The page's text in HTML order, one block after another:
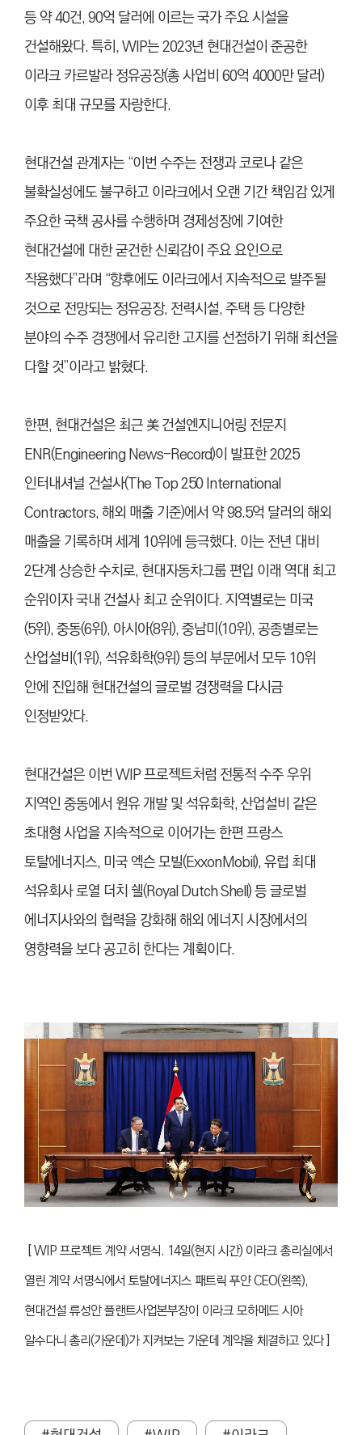
등 약 40건, 90억 달러에 이르는 국가 주요 시설을
건설해왔다. 특히, WIP는 2023년 현대건설이 준공한
이라크 카르발라 정유공장(총 사업비 60억 4000만 달러)
이후 최대 규모를 자랑한다.
현대건설 관계자는 “이번 수주는 전쟁과 코로나 같은
불확실성에도 불구하고 이라크에서 오랜 기간 책임감 있게
주요한 국책 공사를 수행하며 경제성장에 기여한
현대건설에 대한 굳건한 신뢰감이 주요 요인으로
작용했다”라며 “향후에도 이라크에서 지속적으로 발주될
것으로 전망되는 정유공장, 전력시설, 주택 등 다양한
분야의 수주 경쟁에서 유리한 고지를 선점하기 위해 최선을
다할 것”이라고 밝혔다.
한편, 현대건설은 최근 美 건설엔지니어링 전문지
ENR(Engineering News-Record)이 발표한 2025
인터내셔널 건설사(The Top 250 International
Contractors, 해외 매출 기준)에서 약 98.5억 달러의 해외
매출을 기록하며 세계 10위에 등극했다. 이는 전년 대비
2단계 상승한 수치로, 현대자동차그룹 편입 이래 역대 최고
순위이자 국내 건설사 최고 순위이다. 지역별로는 미국
(5위), 중동(6위), 아시아(8위), 중남미(10위), 공종별로는
산업설비(1위), 석유화학(9위) 등의 부문에서 모두 10위
안에 진입해 현대건설의 글로벌 경쟁력을 다시금
인정받았다.
현대건설은 이번 WIP 프로젝트처럼 전통적 수주 우위
지역인 중동에서 원유 개발 및 석유화학, 산업설비 같은
초대형 사업을 지속적으로 이어가는 한편 프랑스
토탈에너지스, 미국 엑슨 모빌(ExxonMobil), 유럽 최대
석유회사 로열 더치 쉘(Royal Dutch Shell) 등 글로벌
에너지사와의 협력을 강화해 해외 에너지 시장에서의
영향력을 보다 공고히 한다는 계획이다.
[ WIP 프로젝트 계약 서명식. 14일(현지 시간) 이라크 총리실에서
열린 계약 서명식에서 토탈에너지스 패트릭 푸얀 CEO(왼쪽),
현대건설 류성안 플랜트사업본부장이 이라크 모하메드 시아
알수다니 총리(가운데)가 지켜보는 가운데 계약을 체결하고 있다 ]